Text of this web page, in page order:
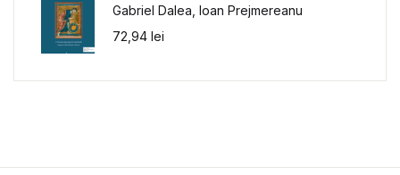
Gabriel Dalea, Ioan Prejmereanu
72,94 lei